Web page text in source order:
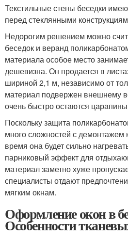
Текстильные стены беседки
перед стеклянными
Недорогим решением можно
беседок и веранд
материала особое место
дешевизна. Он продается в
шириной 2,1 м, независимо от
материал подвержен внешнему
очень быстро остаются
Поскольку защита
много сложностей с демонтажем
время она будет сильно
парниковый эффект для
материал заметно хуже
специалисты отдают
мягким окнам.
Оформление окон в
Особенности